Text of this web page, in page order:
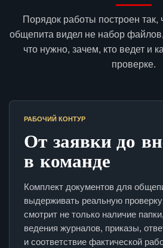
Порядок работы построен так,
общепита видел не набор
что нужно, зачем, кто ведет и
проверке.
РАБОЧИЙ КОНТУР
От заявки до
в команде
Комплект документов для
выдерживать реальную
смотрит не только наличие
ведения журналов, приказы,
и соответствие фактической